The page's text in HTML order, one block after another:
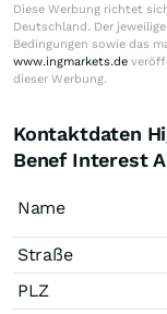
Diese Werbung richtet
Deutschland. Der
Bedingungen sowie das
www.ingmarkets.de
dieser Werbung.
Kontaktdaten
Benef Interest
Name
Straße
PLZ